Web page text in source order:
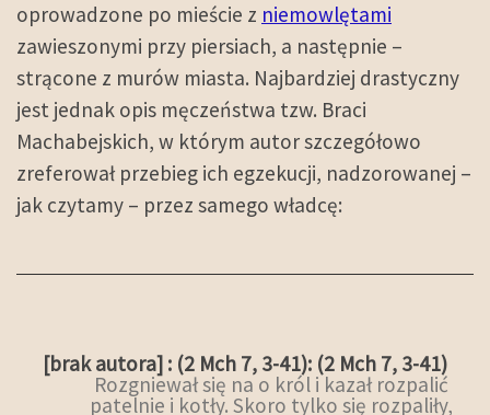
oprowadzone po mieście z niemowlętami
zawieszonymi przy piersiach, a następnie –
strącone z murów miasta. Najbardziej drastyczny
jest jednak opis męczeństwa tzw. Braci
Machabejskich, w którym autor szczegółowo
zreferował przebieg ich egzekucji, nadzorowanej –
jak czytamy – przez samego władcę:
[brak autora] : (2 Mch 7, 3-41): (2 Mch 7, 3-41)
Rozgniewał się na o król i kazał rozpalić
patelnie i kotły. Skoro tylko się rozpaliły,